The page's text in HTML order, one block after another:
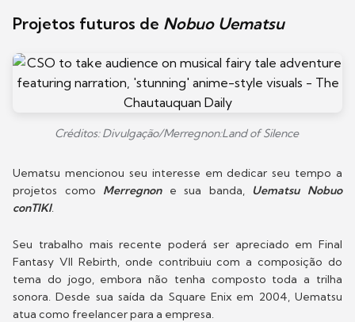
Projetos futuros de Nobuo Uematsu
Créditos: Divulgação/Merregnon:Land of Silence
Uematsu mencionou seu interesse em dedicar seu tempo a
projetos como Merregnone sua banda, Uematsu Nobuo
conTIKI.
Seu trabalho mais recente poderá ser apreciado em Final
Fantasy VII Rebirth, onde contribuiu com a composição do
tema do jogo, embora não tenha composto toda a trilha
sonora. Desde sua saída da Square Enix em 2004, Uematsu
atua como freelancer para a empresa.